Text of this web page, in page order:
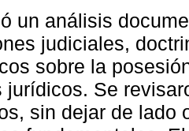
un análisis
judiciales,
sobre la
jurídicos. Se
sin dejar de lado